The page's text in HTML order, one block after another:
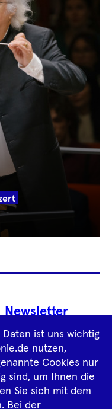
Newsletter
AGB
ist uns wichtig
nutzen,
Cookies nur
sind, um Ihnen die
Sie sich mit dem
Bei der